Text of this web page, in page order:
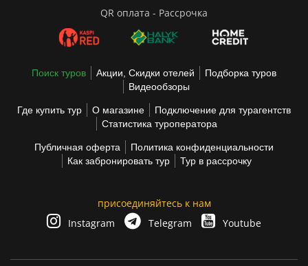
QR оплата - Рассрочка
Поиск туров Акции, Скидки отелей
Подборка туров
Видеообзоры
Где купить тур О магазине
Подключение для турагентств
Статистика туроператора
Публичная оферта
Политика конфиденциальности
Как забронировать тур
Тур в рассрочку
присоединяйтесь к нам
Instagram
Telegram Youtube